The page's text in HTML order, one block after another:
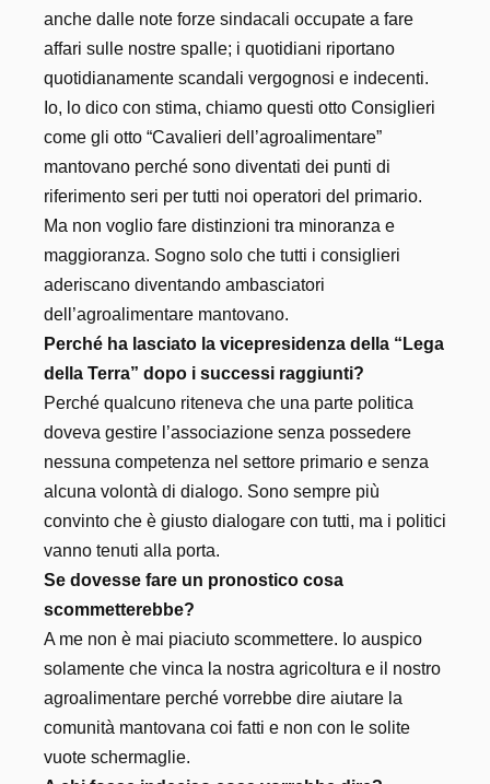
anche dalle note forze sindacali occupate a fare
affari sulle nostre spalle; i quotidiani riportano
quotidianamente scandali vergognosi e indecenti.
Io, lo dico con stima, chiamo questi otto Consiglieri
come gli otto “Cavalieri dell’agroalimentare”
mantovano perché sono diventati dei punti di
riferimento seri per tutti noi operatori del primario.
Ma non voglio fare distinzioni tra minoranza e
maggioranza. Sogno solo che tutti i consiglieri
aderiscano diventando ambasciatori
dell’agroalimentare mantovano.
Perché ha lasciato la vicepresidenza della “Lega
della Terra” dopo i successi raggiunti?
Perché qualcuno riteneva che una parte politica
doveva gestire l’associazione senza possedere
nessuna competenza nel settore primario e senza
alcuna volontà di dialogo. Sono sempre più
convinto che è giusto dialogare con tutti, ma i politici
vanno tenuti alla porta.
Se dovesse fare un pronostico cosa
scommetterebbe?
A me non è mai piaciuto scommettere. Io auspico
solamente che vinca la nostra agricoltura e il nostro
agroalimentare perché vorrebbe dire aiutare la
comunità mantovana coi fatti e non con le solite
vuote schermaglie.